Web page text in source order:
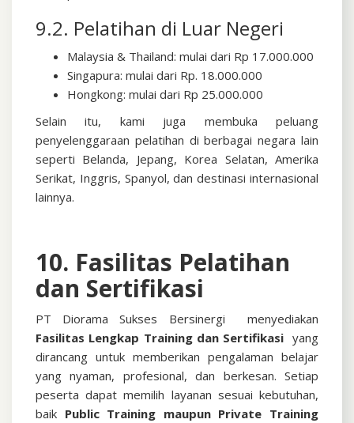
9.2. Pelatihan di Luar Negeri
Malaysia & Thailand: mulai dari Rp 17.000.000
Singapura: mulai dari Rp. 18.000.000
Hongkong: mulai dari Rp 25.000.000
Selain itu, kami juga membuka peluang
penyelenggaraan pelatihan di berbagai negara lain
seperti Belanda, Jepang, Korea Selatan, Amerika
Serikat, Inggris, Spanyol, dan destinasi internasional
lainnya.
10. Fasilitas Pelatihan
dan Sertifikasi
PT Diorama Sukses Bersinergi menyediakan
Fasilitas Lengkap Training dan Sertifikasi yang
dirancang untuk memberikan pengalaman belajar
yang nyaman, profesional, dan berkesan. Setiap
peserta dapat memilih layanan sesuai kebutuhan,
baik Public Training maupun Private Training